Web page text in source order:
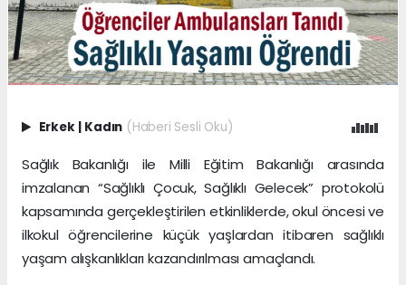
Erkek | Kadın (Haberi Sesli Oku)
Sağlık Bakanlığı ile Milli Eğitim Bakanlığı arasında
imzalanan “Sağlıklı Çocuk, Sağlıklı Gelecek” protokolü
kapsamında gerçekleştirilen etkinliklerde, okul öncesi ve
ilkokul öğrencilerine küçük yaşlardan itibaren sağlıklı
yaşam alışkanlıkları kazandırılması amaçlandı.